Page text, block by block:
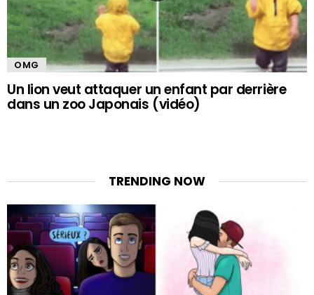
OMG
Un lion veut attaquer un enfant par derrière
dans un zoo Japonais (vidéo)
TRENDING NOW